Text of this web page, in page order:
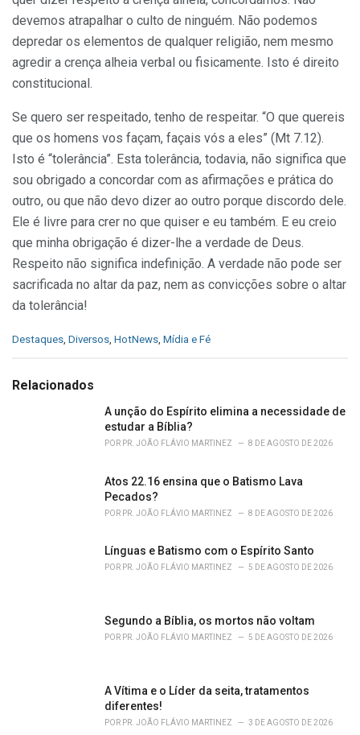
devemos atrapalhar o culto de ninguém. Não podemos
depredar os elementos de qualquer religião, nem mesmo
agredir a crença alheia verbal ou fisicamente. Isto é direito
constitucional.
Se quero ser respeitado, tenho de respeitar. “O que quereis
que os homens vos façam, façais vós a eles” (Mt 7.12).
Isto é “tolerância”. Esta tolerância, todavia, não significa que
sou obrigado a concordar com as afirmações e prática do
outro, ou que não devo dizer ao outro porque discordo dele.
Ele é livre para crer no que quiser e eu também. E eu creio
que minha obrigação é dizer-lhe a verdade de Deus.
Respeito não significa indefinição. A verdade não pode ser
sacrificada no altar da paz, nem as convicções sobre o altar
da tolerância!
C
e
Destaques Diversos HotNews Mídia e Fé
Relacionados
A unção do Espírito elimina a necessidade de
estudar a Bíblia?
POR PR. JOÃO FLÁVIO MARTINEZ 8 DE AGOSTO DE 2026
Atos 22.16 ensina que o Batismo Lava
Pecados?
POR PR. JOÃO FLÁVIO MARTINEZ 8 DE AGOSTO DE 2026
Línguas e Batismo com o Espírito Santo
POR PR. JOÃO FLÁVIO MARTINEZ 5 DE AGOSTO DE 2026
Segundo a Bíblia, os mortos não voltam
POR PR. JOÃO FLÁVIO MARTINEZ 5 DE AGOSTO DE 2026
A Vítima e o Líder da seita, tratamentos
diferentes!
POR PR. JOÃO FLÁVIO MARTINEZ 3 DE AGOSTO DE 2026